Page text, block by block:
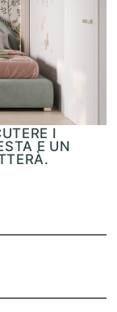
I
E UN